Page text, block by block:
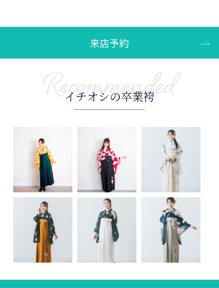
来店予約
Recommended
イチオシの卒業袴